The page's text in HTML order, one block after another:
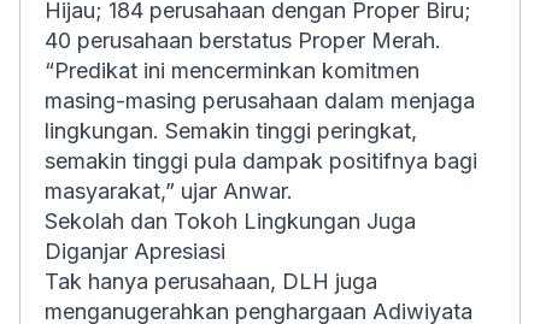
Hijau; 184 perusahaan dengan Proper Biru;
40 perusahaan berstatus Proper Merah.
“Predikat ini mencerminkan komitmen
masing-masing perusahaan dalam menjaga
lingkungan. Semakin tinggi peringkat,
semakin tinggi pula dampak positifnya bagi
masyarakat,” ujar Anwar.
Sekolah dan Tokoh Lingkungan Juga
Diganjar Apresiasi
Tak hanya perusahaan, DLH juga
menganugerahkan penghargaan Adiwiyata